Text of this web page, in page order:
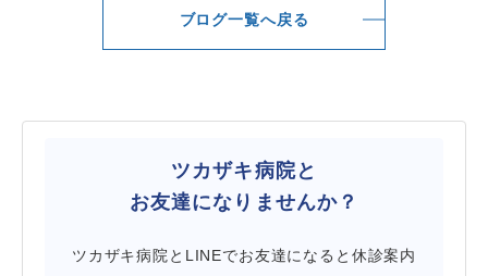
ブログ一覧へ戻る
ツカザキ病院と
お友達になりませんか？
ツカザキ病院とLINEでお友達になると休診案内